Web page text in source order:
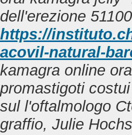
dell'erezione
https://
acovil-natural-
kamagra online
promastigoti
sul l'oftalmologo
graffio, Julie